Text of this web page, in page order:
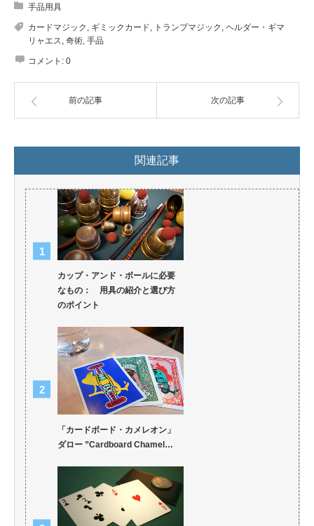
手品用具
カードマジック , ギミックカード, トランプマジック , ヘルダー・ギマ
リャエス, 奇術, 手品
コメント: 0
前の記事 次の記事
関連記事
カップ・アンド・ボールに必要
なもの： 用具の紹介と選び方
のポイント
「カードボード・カメレオン」
ダロー ”Cardboard Chamel…